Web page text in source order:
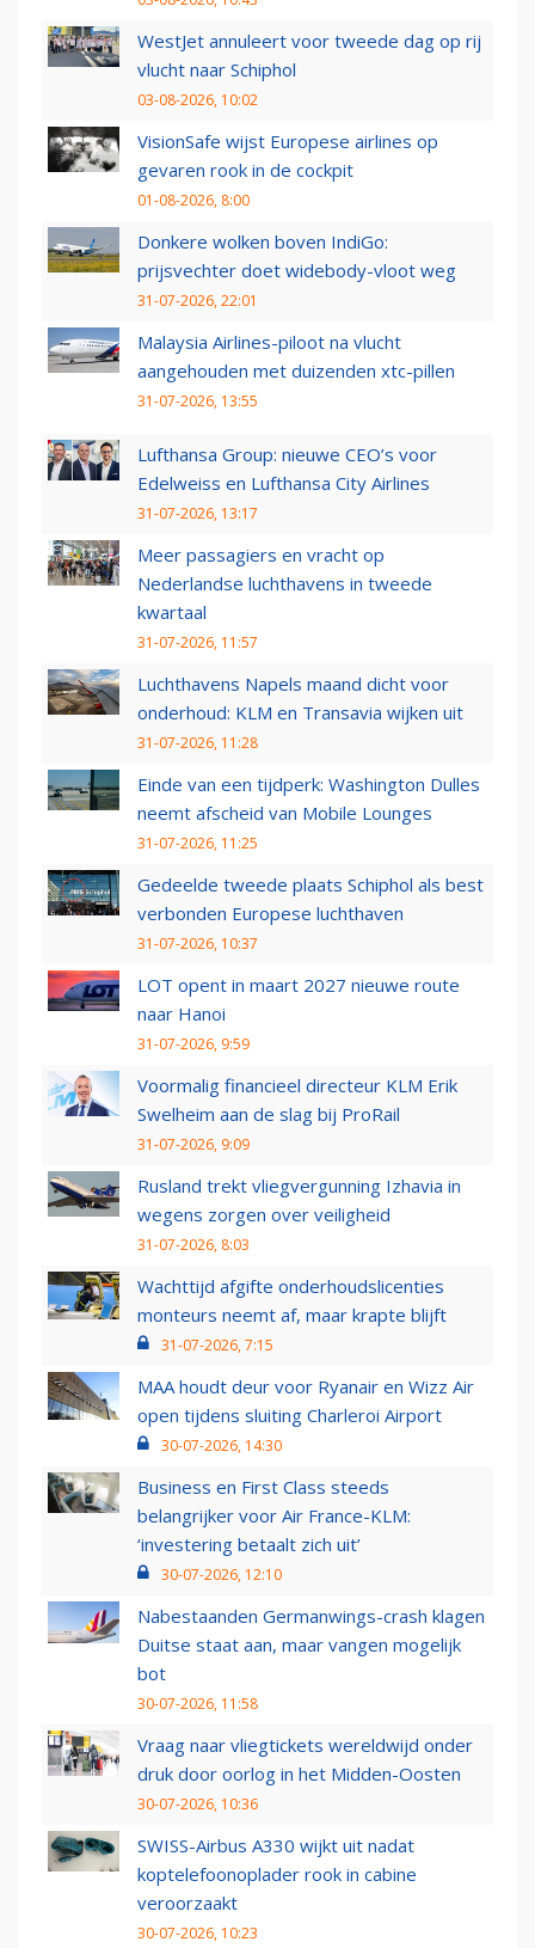
WestJet annuleert voor tweede dag op rij
vlucht naar Schiphol
03-08-2026, 10:02
VisionSafe wijst Europese airlines op
gevaren rook in de cockpit
01-08-2026, 8:00
Donkere wolken boven IndiGo:
prijsvechter doet widebody-vloot weg
31-07-2026, 22:01
Malaysia Airlines-piloot na vlucht
aangehouden met duizenden xtc-pillen
31-07-2026, 13:55
Lufthansa Group: nieuwe CEO’s voor
Edelweiss en Lufthansa City Airlines
31-07-2026, 13:17
Meer passagiers en vracht op
Nederlandse luchthavens in tweede
kwartaal
31-07-2026, 11:57
Luchthavens Napels maand dicht voor
onderhoud: KLM en Transavia wijken uit
31-07-2026, 11:28
Einde van een tijdperk: Washington Dulles
neemt afscheid van Mobile Lounges
31-07-2026, 11:25
Gedeelde tweede plaats Schiphol als best
verbonden Europese luchthaven
31-07-2026, 10:37
LOT opent in maart 2027 nieuwe route
naar Hanoi
31-07-2026, 9:59
Voormalig financieel directeur KLM Erik
Swelheim aan de slag bij ProRail
31-07-2026, 9:09
Rusland trekt vliegvergunning Izhavia in
wegens zorgen over veiligheid
31-07-2026, 8:03
Wachttijd afgifte onderhoudslicenties
monteurs neemt af, maar krapte blijft
31-07-2026, 7:15
MAA houdt deur voor Ryanair en Wizz Air
open tijdens sluiting Charleroi Airport
30-07-2026, 14:30
Business en First Class steeds
belangrijker voor Air France-KLM:
‘investering betaalt zich uit’
30-07-2026, 12:10
Nabestaanden Germanwings-crash klagen
Duitse staat aan, maar vangen mogelijk
bot
30-07-2026, 11:58
Vraag naar vliegtickets wereldwijd onder
druk door oorlog in het Midden-Oosten
30-07-2026, 10:36
SWISS-Airbus A330 wijkt uit nadat
koptelefoonoplader rook in cabine
veroorzaakt
30-07-2026, 10:23